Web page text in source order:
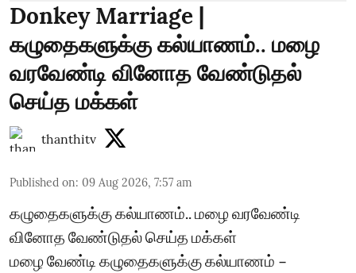
Donkey Marriage |
கழுதைகளுக்கு கல்யாணம்.. மழை
வரவேண்டி வினோத வேண்டுதல்
செய்த மக்கள்
thanthitv
Published on: 09 Aug 2026, 7:57 am
கழுதைகளுக்கு கல்யாணம்.. மழை வரவேண்டி
வினோத வேண்டுதல் செய்த மக்கள்
மழை வேண்டி கழுதைகளுக்கு கல்யாணம் –